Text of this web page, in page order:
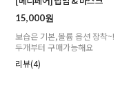
15,000원
보습은 기본,볼륨 옵션 장착~!
두개부터 구매가능해요
리뷰(4)